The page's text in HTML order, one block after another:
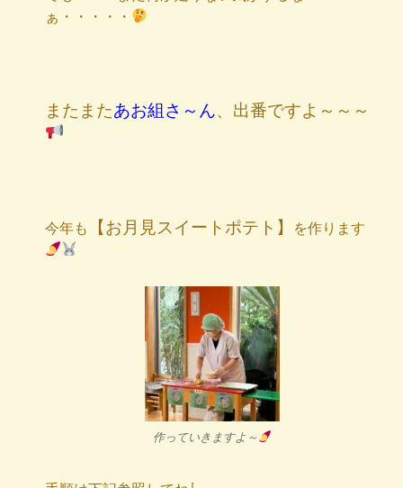
ぁ・・・・・
またまたあお組さ～ん、出番ですよ～～～
今年も 【お月見スイートポテト】 を作ります
作っていきますよ～